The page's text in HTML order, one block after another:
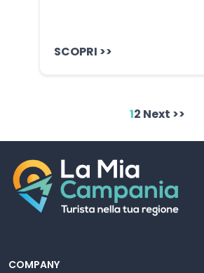
SCOPRI >>
12 Next >>
COMPANY